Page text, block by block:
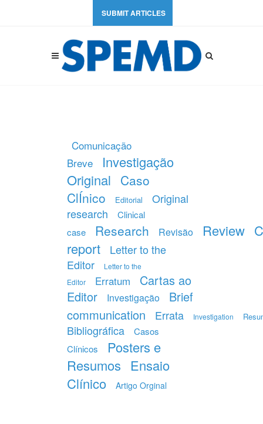
SUBMIT ARTICLES
Comunicação
Breve
Investigação
Original Caso
ClÍnico
Editorial
Original
research
Clinical
case
Research Revisão Review
report
Letter to the
Editor
Letter to the
Editor
Erratum
Cartas ao
Editor
Investigação
Brief
communication
Errata Investigation
Bibliográfica
Casos
Clínicos
Posters e
Resumos
Ensaio
Clínico
Artigo Orginal